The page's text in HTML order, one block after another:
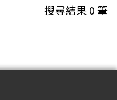
搜尋結果0筆